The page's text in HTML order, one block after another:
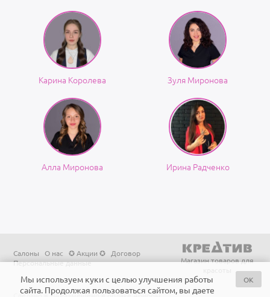
Карина Королева Зуля Миронова
Алла Миронова Ирина Радченко
Салоны О нас ✪ Акции ✪ Договор
Персональные данные
Магазин товаров для
Мы используем куки с целью улучшения работы
сайта. Продолжая пользоваться сайтом, вы даете
OK